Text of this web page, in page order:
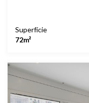
Superfície
72m²